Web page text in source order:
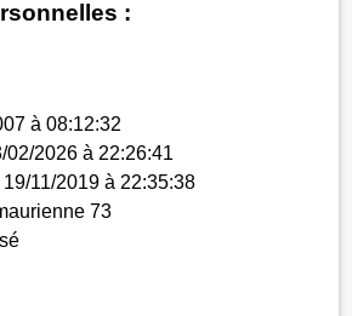
:
à 08:12:32
02/2026 à 22:26:41
19/11/2019 à 22:35:38
73